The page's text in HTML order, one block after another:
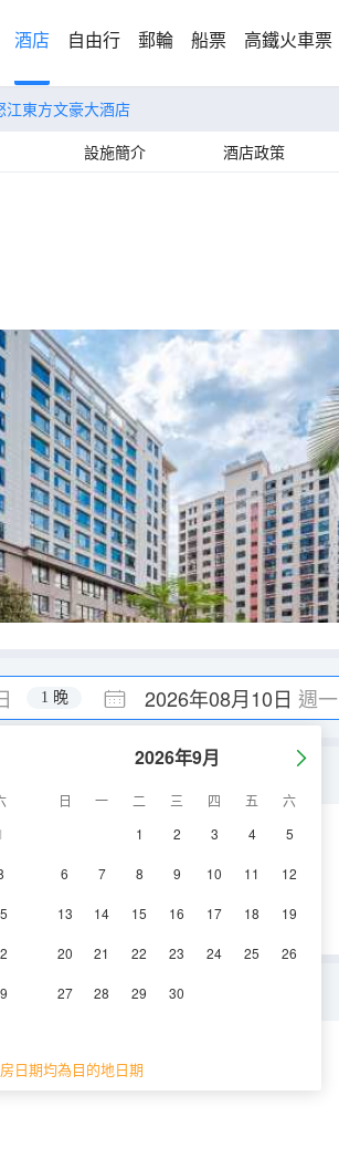
酒店 自由行 郵輪 船票 高鐵火車票
江東方文豪大酒店
設施簡介 酒店政策
2026年08月10日 週一
1 晚
2026年9月
日 一 二 三 四 五
六
1
2 3 4 5
6 7 8 9 10 11 12
13 14 15 16 17 18 19
20 21 22 23 24 25 26
27 28 29 30
日期均為目的地日期
淋浴 電視機
5層 空調